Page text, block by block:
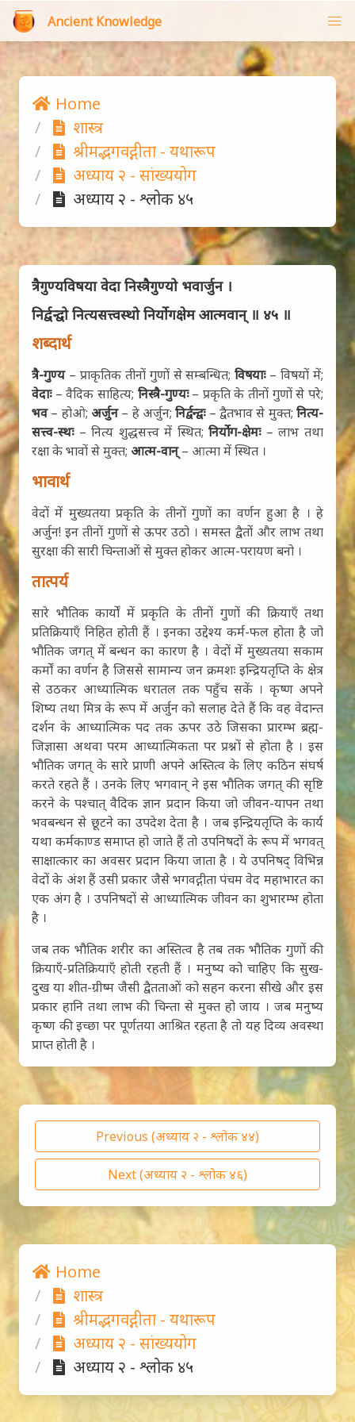
Ancient Knowledge
Home
शास्त्र
श्रीमद्भगवद्गीता - यथारूप
अध्याय २ - सांख्ययोग
अध्याय २ - श्लोक ४५
त्रैगुण्यविषया वेदा निस्त्रैगुण्यो भवार्जुन ।
निर्द्वन्द्वो नित्यसत्त्वस्थो निर्योगक्षेम आत्मवान् ॥ ४५ ॥
शब्दार्थ
त्रै-गुण्य– प्राकृतिक तीनों गुणों से सम्बन्धित;विषयाः– विषयों में;
वेदाः– वैदिक साहित्य; निस्त्रै-गुण्यः– प्रकृति के तीनों गुणों से परे;
भव– होओ; अर्जुन– हे अर्जुन;निर्द्वन्द्वः– द्वैतभाव से मुक्त;नित्य-
सत्त्व-स्थः– नित्य शुद्धसत्त्व में स्थित;निर्योग-क्षेमः– लाभ तथा
रक्षा के भावों से मुक्त; आत्म-वान्– आत्मा में स्थित ।
भावार्थ
वेदों में मुख्यतया प्रकृति के तीनों गुणों का वर्णन हुआ है । हे
अर्जुन! इन तीनों गुणों से ऊपर उठो । समस्त द्वैतों और लाभ तथा
सुरक्षा की सारी चिन्ताओं से मुक्त होकर आत्म-परायण बनो ।
तात्पर्य
सारे भौतिक कार्यों में प्रकृति के तीनों गुणों की क्रियाएँ तथा
प्रतिक्रियाएँ निहित होती हैं । इनका उद्देश्य कर्म-फल होता है जो
भौतिक जगत् में बन्धन का कारण है । वेदों में मुख्यतया सकाम
कर्मों का वर्णन है जिससे सामान्य जन क्रमशः इन्द्रियतृप्ति के क्षेत्र
से उठकर आध्यात्मिक धरातल तक पहुँच सकें । कृष्ण अपने
शिष्य तथा मित्र के रूप में अर्जुन को सलाह देते हैं कि वह वेदान्त
दर्शन के आध्यात्मिक पद तक ऊपर उठे जिसका प्रारम्भ ब्रह्म-
जिज्ञासा अथवा परम आध्यात्मिकता पर प्रश्नों से होता है । इस
भौतिक जगत् के सारे प्राणी अपने अस्तित्व के लिए कठिन संघर्ष
करते रहते हैं । उनके लिए भगवान् ने इस भौतिक जगत् की सृष्टि
करने के पश्चात् वैदिक ज्ञान प्रदान किया जो जीवन-यापन तथा
भवबन्धन से छूटने का उपदेश देता है । जब इन्द्रियतृप्ति के कार्य
यथा कर्मकाण्ड समाप्त हो जाते हैं तो उपनिषदों के रूप में भगवत्
साक्षात्कार का अवसर प्रदान किया जाता है । ये उपनिषद् विभिन्न
वेदों के अंश हैं उसी प्रकार जैसे भगवद्गीता पंचम वेद महाभारत का
एक अंग है । उपनिषदों से आध्यात्मिक जीवन का शुभारम्भ होता
है ।
जब तक भौतिक शरीर का अस्तित्व है तब तक भौतिक गुणों की
क्रियाएँ-प्रतिक्रियाएँ होती रहती हैं । मनुष्य को चाहिए कि सुख-
दुख या शीत-ग्रीष्म जैसी द्वैतताओं को सहन करना सीखे और इस
प्रकार हानि तथा लाभ की चिन्ता से मुक्त हो जाय । जब मनुष्य
कृष्ण की इच्छा पर पूर्णतया आश्रित रहता है तो यह दिव्य अवस्था
प्राप्त होती है ।
Previous (अध्याय २ - श्लोक ४४)
Next (अध्याय २ - श्लोक ४६)
Home
शास्त्र
श्रीमद्भगवद्गीता - यथारूप
अध्याय २ - सांख्ययोग
अध्याय २ - श्लोक ४५